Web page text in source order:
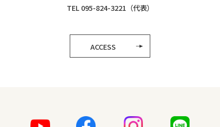
TEL 095-824-3221（代表）
ACCESS